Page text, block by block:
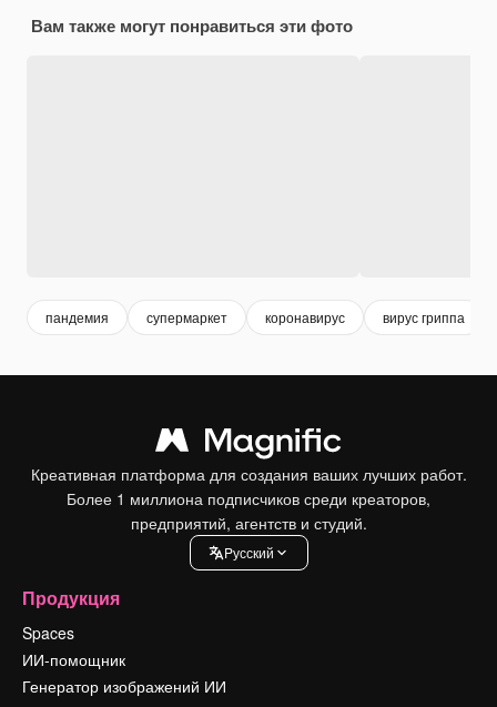
Вам также могут понравиться эти фото
пандемия супермаркет коронавирус вирус гриппа
Креативная платформа для создания ваших лучших работ.
Более 1 миллиона подписчиков среди креаторов,
предприятий, агентств и студий.
Pусский
Продукция
Spaces
ИИ-помощник
Генератор изображений ИИ